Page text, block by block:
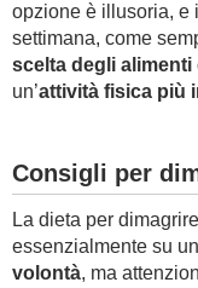
opzione è illusoria, e
settimana, come
scelta degli alimenti
un’attività fisica più
Consigli per
La dieta per
essenzialmente su un
volontà, ma